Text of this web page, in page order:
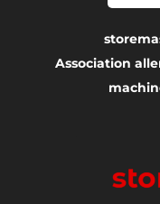
Association